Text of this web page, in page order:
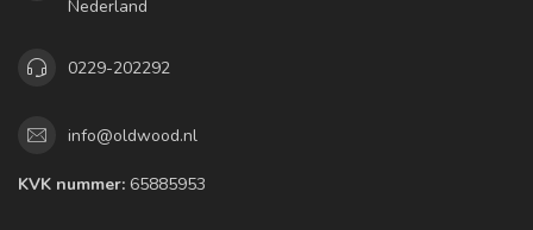
Nederland
0229-202292
info@oldwood.nl
KVK nummer: 65885953